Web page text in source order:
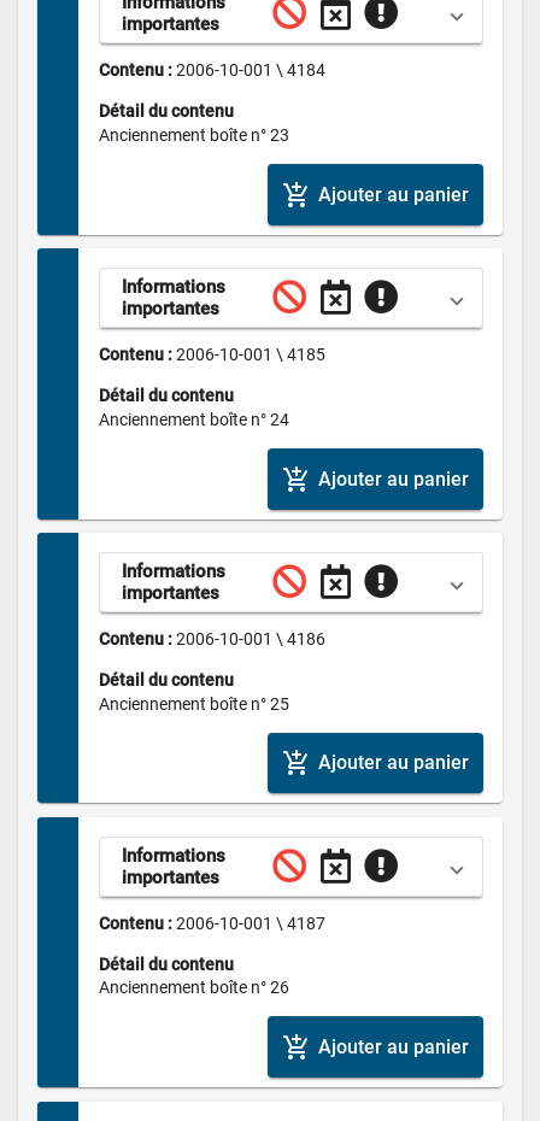
importantes
Contenu : 2006-10-001 \ 4184
Détail du contenu
Anciennement boîte n° 23
add_shopping_cart Ajouter au panier
Informations
importantes
Contenu : 2006-10-001 \ 4185
Détail du contenu
Anciennement boîte n° 24
add_shopping_cart Ajouter au panier
Informations
importantes
Contenu : 2006-10-001 \ 4186
Détail du contenu
Anciennement boîte n° 25
add_shopping_cart Ajouter au panier
Informations
importantes
Contenu : 2006-10-001 \ 4187
Détail du contenu
Anciennement boîte n° 26
add_shopping_cart Ajouter au panier